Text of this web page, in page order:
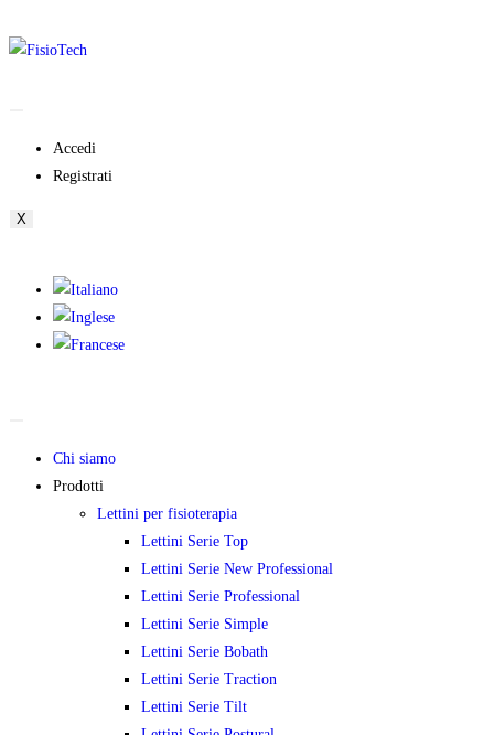
Accedi
Registrati
X
Chi siamo
Prodotti
Lettini per fisioterapia
Lettini Serie Top
Lettini Serie New Professional
Lettini Serie Professional
Lettini Serie Simple
Lettini Serie Bobath
Lettini Serie Traction
Lettini Serie Tilt